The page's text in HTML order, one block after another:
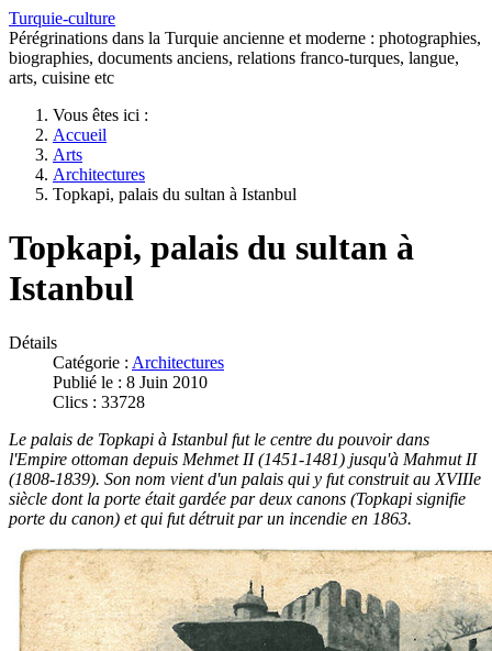
Turquie-culture
Pérégrinations dans la Turquie ancienne et moderne : photographies,
biographies, documents anciens, relations franco-turques, langue,
arts, cuisine etc
Vous êtes ici :
Accueil
Arts
Architectures
Topkapi, palais du sultan à Istanbul
Topkapi, palais du sultan à
Istanbul
Détails
Catégorie : Architectures
Publié le : 8 Juin 2010
Clics : 33728
Le palais de Topkapi à Istanbul fut le centre du pouvoir dans
l'Empire ottoman depuis Mehmet II (1451-1481) jusqu'à Mahmut II
(1808-1839). Son nom vient d'un palais qui y fut construit au XVIIIe
siècle dont la porte était gardée par deux canons (Topkapi signifie
porte du canon) et qui fut détruit par un incendie en 1863.